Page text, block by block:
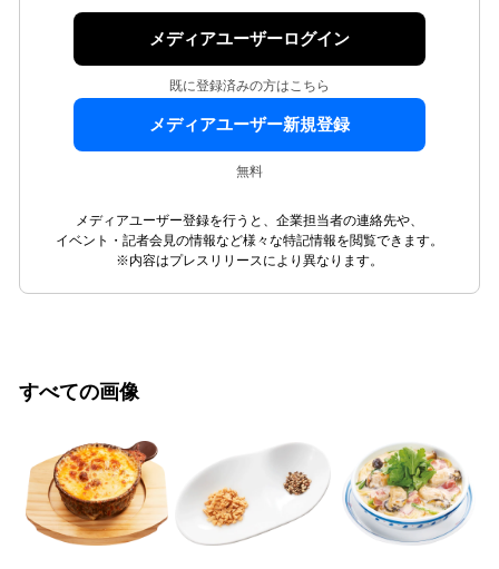
メディアユーザーログイン
既に登録済みの方はこちら
メディアユーザー新規登録
無料
メディアユーザー登録を行うと、企業担当者の連絡先や、
イベント・記者会見の情報など様々な特記情報を閲覧できます。
※内容はプレスリリースにより異なります。
すべての画像